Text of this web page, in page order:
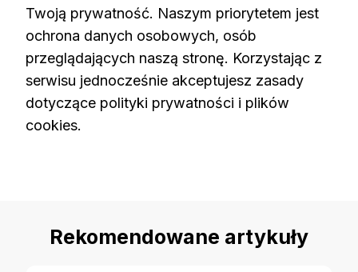
Twoją prywatność. Naszym priorytetem jest
ochrona danych osobowych, osób
przeglądających naszą stronę. Korzystając z
serwisu jednocześnie akceptujesz zasady
dotyczące polityki prywatności i plików
cookies.
Rekomendowane artykuły